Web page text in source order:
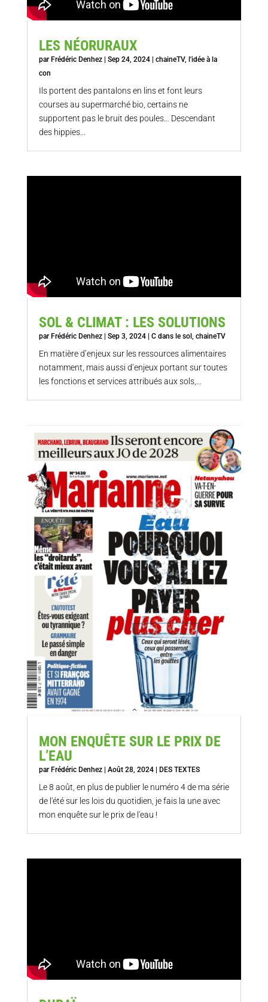
LES NÉORURAUX
par Frédéric Denhez| Sep 24, 2024| chaineTV, l'idée à la
con
Ils portent des pantalons en lins et font leurs
courses au supermarché bio, certains ne
supportent pas le bruit des poules… Descendant
des hippies...
SOL & CLIMAT : LES SOLUTIONS
par Frédéric Denhez| Sep 3, 2024| C dans le sol, chaineTV
En matière d’enjeux sur les ressources alimentaires
notamment, mais aussi d’enjeux portant sur toutes
les fonctions et services attribués aux sols,...
MON ENQUÊTE SUR LE PRIX DE
L’EAU
par Frédéric Denhez| Août 28, 2024| DES TEXTES
Le 8 août, en plus de publier le numéro 4 de ma série
de l'été sur les lois du quotidien, je fais la une avec
mon enquête sur le prix de l'eau !